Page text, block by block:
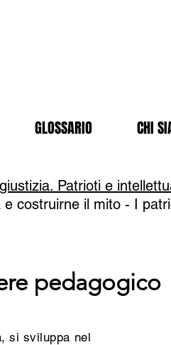
GLOSSARIO CHI
Patrioti e
e costruirne il mito - I
pedagogico
si sviluppa nel